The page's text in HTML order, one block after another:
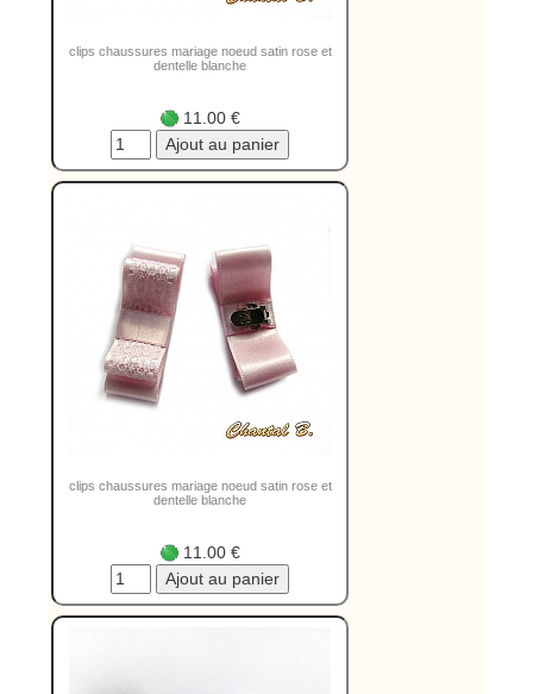
clips chaussures mariage noeud satin rose et
dentelle blanche
11.00 €
clips chaussures mariage noeud satin rose et
dentelle blanche
11.00 €